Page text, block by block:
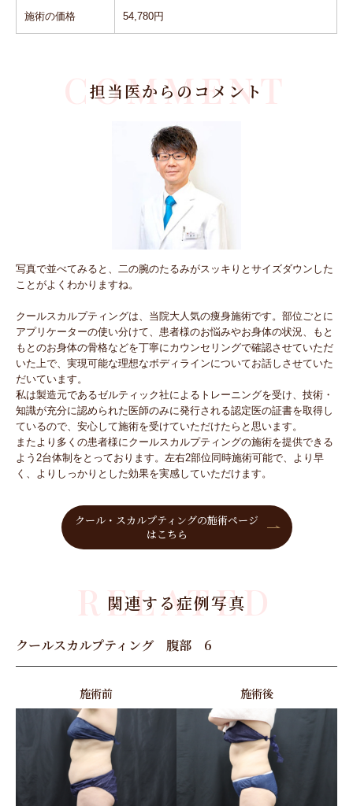
施術の価格 54,780円
担当医からのコメント
COMMENT
写真で並べてみると、二の腕のたるみがスッキりとサイズダウンした
ことがよくわかりますね。
クールスカルプティングは、当院大人気の痩身施術です。部位ごとに
アプリケーターの使い分けて、患者様のお悩みやお身体の状況、もと
もとのお身体の骨格などを丁寧にカウンセリングで確認させていただ
いた上で、実現可能な理想なボディラインについてお話しさせていた
だいています。
私は製造元であるゼルティック社によるトレーニングを受け、技術・
知識が充分に認められた医師のみに発行される認定医の証書を取得し
ているので、安心して施術を受けていただけたらと思います。
またより多くの患者様にクールスカルプティングの施術を提供できる
よう2台体制をとっております。左右2部位同時施術可能で、より早
く、よりしっかりとした効果を実感していただけます。
クール・スカルプティングの施術ページ
はこちら
関連する症例写真
RELATED
クールスカルプティング 腹部 6
施術前 施術後